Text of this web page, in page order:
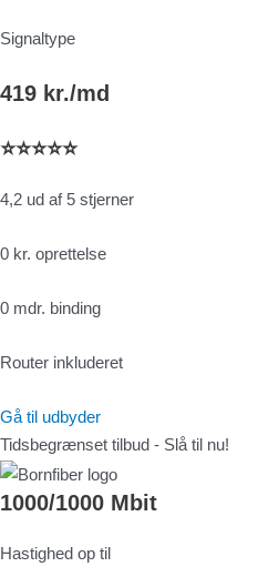
Signaltype
419 kr./md
⭐⭐⭐⭐⭐
4,2 ud af 5 stjerner
0 kr. oprettelse
0 mdr. binding
Router inkluderet
Gå til udbyder
Tidsbegrænset tilbud - Slå til nu!
1000/1000 Mbit
Hastighed op til